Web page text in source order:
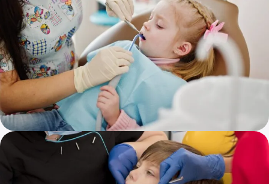
Odontología restaurativa
Tratamientos para restaurar dientes dañados o con caries,